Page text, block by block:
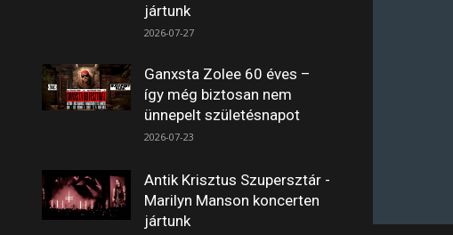
jártunk
2026-07-27
Ganxsta Zolee 60 éves –
így még biztosan nem
ünnepelt születésnapot
2026-07-23
Antik Krisztus Szupersztár -
Marilyn Manson koncerten
jártunk